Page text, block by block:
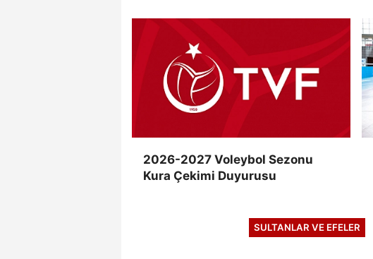
2026-2027 Voleybol Sezonu
Kura Çekimi Duyurusu
SULTANLAR VE EFELER